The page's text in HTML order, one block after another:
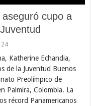
cupo a
Katherine Echandia,
de la Juventud Buenos
Preolímpico de
Palmira, Colombia. La
récord Panamericanos